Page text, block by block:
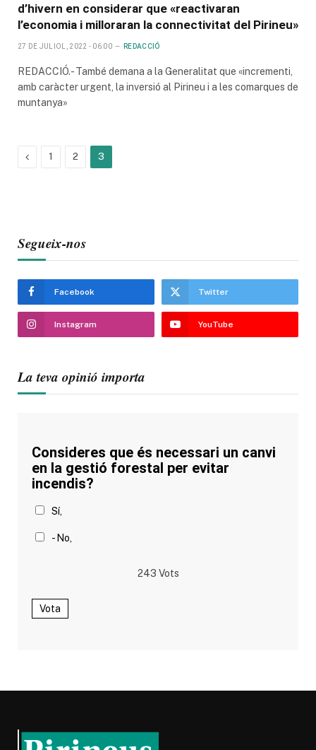
d’hivern en considerar que «reactivaran
l’economia i milloraran la connectivitat del Pirineu»
27 DE JULIOL, 2022 - 06:00 REDACCIÓ
REDACCIÓ.- També demana a la Generalitat que «incrementi,
amb caràcter urgent, la inversió al Pirineu i a les comarques de
muntanya»
Previous
1 2 3
Segueix-nos
Facebook Twitter
Instagram YouTube
La teva opinió importa
Consideres que és necessari un canvi
en la gestió forestal per evitar
incendis?
Sí,
- No,
243 Vots
Vota